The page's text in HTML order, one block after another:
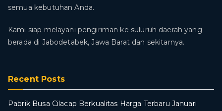
semua kebutuhan Anda.
Kami siap melayani pengiriman ke suluruh daerah yang
berada di Jabodetabek, Jawa Barat dan sekitarnya.
Recent Posts
Pabrik Busa Cilacap Berkualitas Harga Terbaru Januari